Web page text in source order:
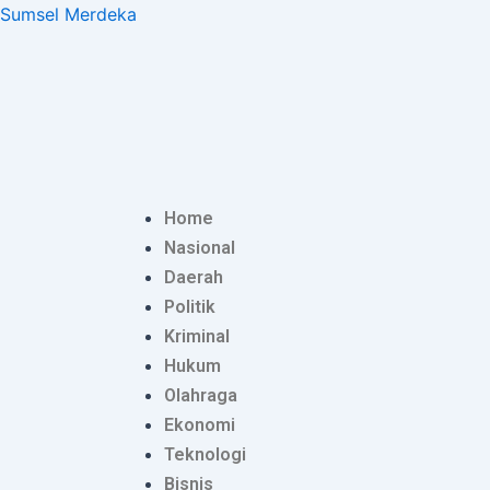
Lewati
Sumsel Merdeka
Home
Nasional
Daerah
Politik
Kriminal
Hukum
Olahraga
Ekonomi
Teknologi
Bisnis